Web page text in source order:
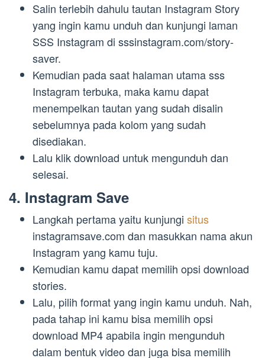
Salin terlebih dahulu tautan Instagram Story
yang ingin kamu unduh dan kunjungi laman
SSS Instagram di sssinstagram.com/story-
saver.
Kemudian pada saat halaman utama sss
Instagram terbuka, maka kamu dapat
menempelkan tautan yang sudah disalin
sebelumnya pada kolom yang sudah
disediakan.
Lalu klik download untuk mengunduh dan
selesai.
4. Instagram Save
Langkah pertama yaitu kunjungi situs
instagramsave.com dan masukkan nama akun
Instagram yang kamu tuju.
Kemudian kamu dapat memilih opsi download
stories.
Lalu, pilih format yang ingin kamu unduh. Nah,
pada tahap ini kamu bisa memilih opsi
download MP4 apabila ingin mengunduh
dalam bentuk video dan juga bisa memilih